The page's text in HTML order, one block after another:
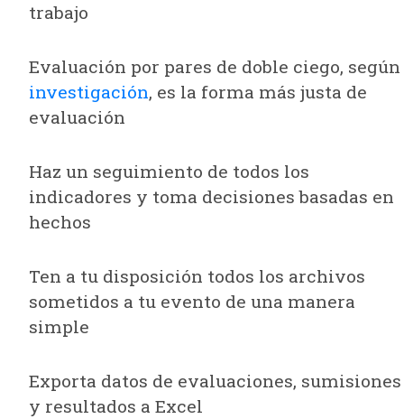
trabajo
Evaluación por pares de doble ciego, según
investigación, es la forma más justa de
evaluación
Haz un seguimiento de todos los
indicadores y toma decisiones basadas en
hechos
Ten a tu disposición todos los archivos
sometidos a tu evento de una manera
simple
Exporta datos de evaluaciones, sumisiones
y resultados a Excel